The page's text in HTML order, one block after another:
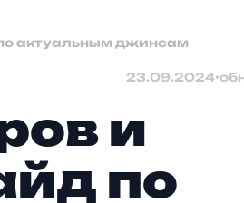
по актуальным джинсам
23.09.2024•
и
по